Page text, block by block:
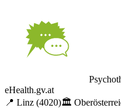
eHealth.gv.at
📍 Linz (4020)🏛️